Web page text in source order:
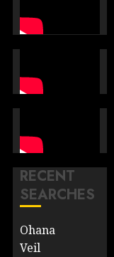
RECENT
SEARCHES
Ohana
Veil